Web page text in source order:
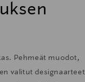
Pehmeät muodot,
valitut designaarteet